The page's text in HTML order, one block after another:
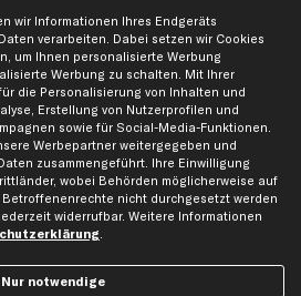
wir Informationen Ihres Endgeräts
verarbeiten. Dabei setzen wir Cookies
um Ihnen personalisierte Werbung
Werbung zu schalten. Mit Ihrer
die Personalisierung von Inhalten und
Erstellung von Nutzerprofilen und
sowie für Social-Media-Funktionen.
Werbepartner weitergegeben und
zusammengeführt. Ihre Einwilligung
wobei Behörden möglicherweise auf
nicht durchgesetzt werden
widerrufbar. Weitere Informationen
.
Nur notwendige